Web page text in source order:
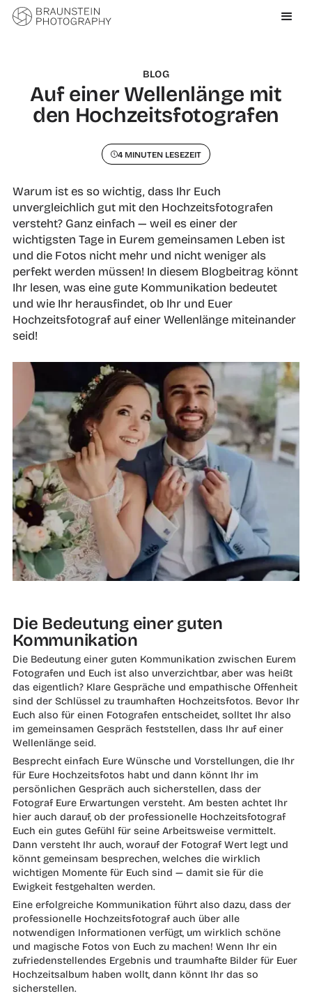
BLOG
Auf einer Wellenlänge mit
den Hochzeitsfotografen
4 MINUTEN LESEZEIT
Warum ist es so wichtig, dass Ihr Euch
unvergleichlich gut mit den Hochzeitsfotografen
versteht? Ganz einfach — weil es einer der
wichtigsten Tage in Eurem gemeinsamen Leben ist
und die Fotos nicht mehr und nicht weniger als
perfekt werden müssen! In diesem Blogbeitrag könnt
Ihr lesen, was eine gute Kommunikation bedeutet
und wie Ihr herausfindet, ob Ihr und Euer
Hochzeitsfotograf auf einer Wellenlänge miteinander
seid!
Die Bedeutung einer guten
Kommunikation
Die Bedeutung einer guten Kommunikation zwischen Eurem
Fotografen und Euch ist also unverzichtbar, aber was heißt
das eigentlich? Klare Gespräche und empathische Offenheit
sind der Schlüssel zu traumhaften Hochzeitsfotos. Bevor Ihr
Euch also für einen Fotografen entscheidet, solltet Ihr also
im gemeinsamen Gespräch feststellen, dass Ihr auf einer
Wellenlänge seid.
Besprecht einfach Eure Wünsche und Vorstellungen, die Ihr
für Eure Hochzeitsfotos habt und dann könnt Ihr im
persönlichen Gespräch auch sicherstellen, dass der
Fotograf Eure Erwartungen versteht. Am besten achtet Ihr
hier auch darauf, ob der professionelle Hochzeitsfotograf
Euch ein gutes Gefühl für seine Arbeitsweise vermittelt.
Dann versteht Ihr auch, worauf der Fotograf Wert legt und
könnt gemeinsam besprechen, welches die wirklich
wichtigen Momente für Euch sind — damit sie für die
Ewigkeit festgehalten werden.
Eine erfolgreiche Kommunikation führt also dazu, dass der
professionelle Hochzeitsfotograf auch über alle
notwendigen Informationen verfügt, um wirklich schöne
und magische Fotos von Euch zu machen! Wenn Ihr ein
zufriedenstellendes Ergebnis und traumhafte Bilder für Euer
Hochzeitsalbum haben wollt, dann könnt Ihr das so
sicherstellen.